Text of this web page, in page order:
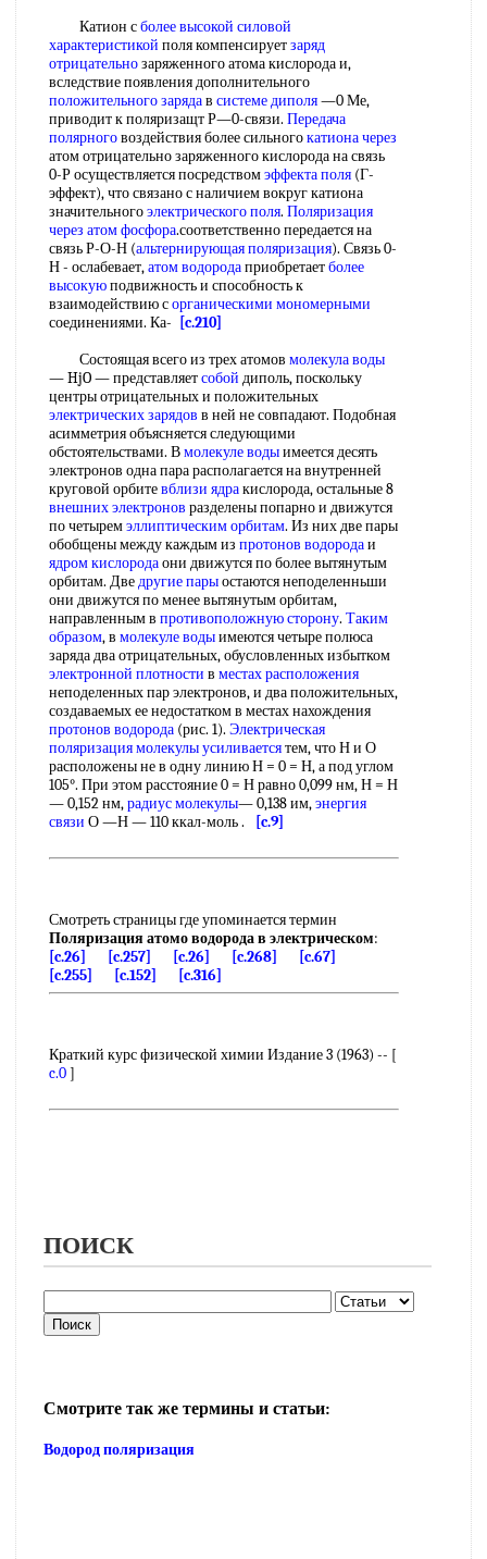
Катион сболее высокой силовой
характеристикой поля компенсируетзаряд
отрицательнозаряженного атома кислорода и,
вследствие появления дополнительного
положительного зарядав системе диполя—0 Ме,
приводит к поляризащт Р—0-связи. Передача
полярноговоздействия более сильногокатиона через
атом отрицательно заряженного кислорода на связь
0-Р осуществляется посредствомэффекта поля (Г-
эффект), что связано с наличием вокруг катиона
значительногоэлектрического поля. Поляризация
через атом фосфора.соответственно передается на
связь Р-О-Н (альтернирующая поляризация). Связь 0-
Н - ослабевает,атом водородаприобретаетболее
высокуюподвижность и способность к
взаимодействию сорганическими мономерными
соединениями. Ка-
[c.210]
Состоящая всего из трех атомов молекула воды
— HjO — представляетсобой диполь, поскольку
центры отрицательных и положительных
электрических зарядов в ней не совпадают. Подобная
асимметрия объясняется следующими
обстоятельствами. Вмолекуле водыимеется десять
электронов одна пара располагается на внутренней
круговой орбитевблизи ядракислорода, остальные 8
внешних электронов разделены попарно и движутся
по четыремэллиптическим орбитам. Из них две пары
обобщены между каждым из протонов водородаи
ядром кислородаони движутся по более вытянутым
орбитам. Дведругие парыостаются неподеленньши
они движутся по менее вытянутым орбитам,
направленным в противоположную сторону. Таким
образом, в молекуле водыимеются четыре полюса
заряда два отрицательных, обусловленных избытком
электронной плотности в местах расположения
неподеленных пар электронов, и два положительных,
создаваемых ее недостатком в местах нахождения
протонов водорода (рис. 1). Электрическая
поляризациямолекулы усиливаетсятем, что Н и О
расположены не в одну линию Н = 0 = Н, а под углом
105°. При этом расстояние 0 = Н равно 0,099 нм, Н = Н
— 0,152 нм,радиус молекулы— 0,138 им,энергия
связи О —Н — 110 ккал-моль . [c.9]
Смотреть страницы где упоминается термин
Поляризация атомо водорода в электрическом:
[c.26]
[c.257] [c.26] [c.268]
[c.67]
[c.255]
[c.152] [c.316]
Краткий курс физической химии Издание 3 (1963) -- [
c.0]
ПОИСК
Смотрите так же термины и статьи:
Водород поляризация